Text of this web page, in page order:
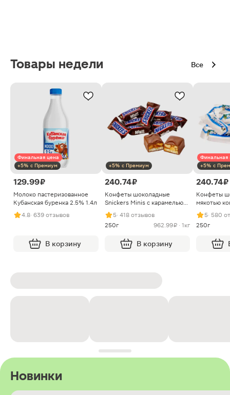
Товары недели Все
Финальная цена
+5% с Премиум
129.99 ₽
Молоко пастеризованное
Кубанская буренка 2.5% 1.4л
4.8· 639 отзывов
В корзину
+5% с Премиум
240.74 ₽
Конфеты шоколадные
Snickers Minis с карамелью
арахисом и нугой
5· 418 отзывов
250г
962.99 ₽ · 1кг
В корзину
Финальная
+5% с
240.74 ₽
Конфеты
мякотью
5· 580
250г
Новинки